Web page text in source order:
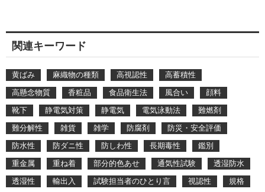
関連キーワード
黄ばみ 麻織物の種類 高視認性
高蓄積性
高懸念物質
香粧品 食品衛生法 風合い
顔料
靴下
静電気対策 静電気 電気泳動法
難燃剤
難分解性
雑貨 雑学 防腐剤
防災・安全評価
防水性
防ダニ性 防しわ性 長期毒性
鑑別
重金属
重ね着 部分的色あせ 通気性試験
透湿防水
透湿性
輸出入 試験担当者のひとり言 視認性
規格